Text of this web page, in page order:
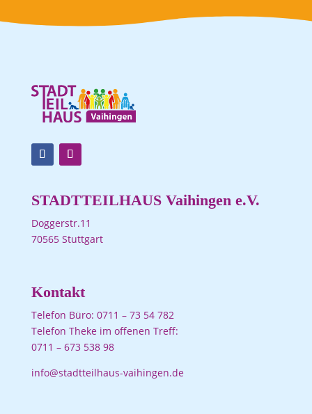
STADTTEILHAUS Vaihingen e.V.
Doggerstr.11
70565 Stuttgart
Kontakt
Telefon Büro: 0711 – 73 54 782
Telefon Theke im offenen Treff:
0711 – 673 538 98
info@stadtteilhaus-vaihingen.de